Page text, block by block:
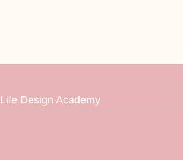
Life Design Academy